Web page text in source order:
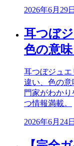
2026年6月29日
耳つぼ
色の意
耳つぼジュ
違い、色の
門家がわか
つ情報満載。
2026年6月24日